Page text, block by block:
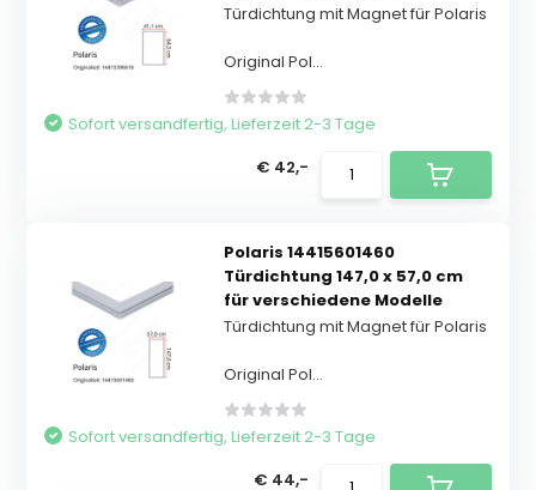
Türdichtung mit Magnet für Polaris
Original Pol...
Sofort versandfertig, Lieferzeit 2-3 Tage
€ 42,-
Polaris 14415601460
Türdichtung 147,0 x 57,0 cm
für verschiedene Modelle
Türdichtung mit Magnet für Polaris
Original Pol...
Sofort versandfertig, Lieferzeit 2-3 Tage
€ 44,-